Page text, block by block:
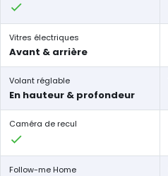
Vitres électriques
Avant & arrière
Volant réglable
En hauteur & profondeur
Caméra de recul
Follow-me Home